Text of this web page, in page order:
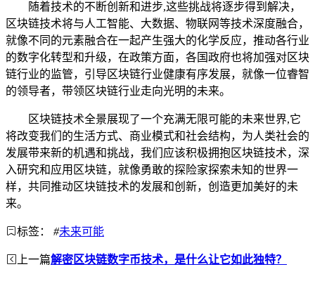
随着技术的不断创新和进步,这些挑战将逐步得到解决，
区块链技术将与人工智能、大数据、物联网等技术深度融合，
就像不同的元素融合在一起产生强大的化学反应，推动各行业
的数字化转型和升级，在政策方面，各国政府也将加强对区块
链行业的监管，引导区块链行业健康有序发展，就像一位睿智
的领导者，带领区块链行业走向光明的未来。
区块链技术全景展现了一个充满无限可能的未来世界,它
将改变我们的生活方式、商业模式和社会结构，为人类社会的
发展带来新的机遇和挑战，我们应该积极拥抱区块链技术，深
入研究和应用区块链，就像勇敢的探险家探索未知的世界一
样，共同推动区块链技术的发展和创新，创造更加美好的未
来。
标签： #未来可能
上一篇解密区块链数字币技术，是什么让它如此独特？